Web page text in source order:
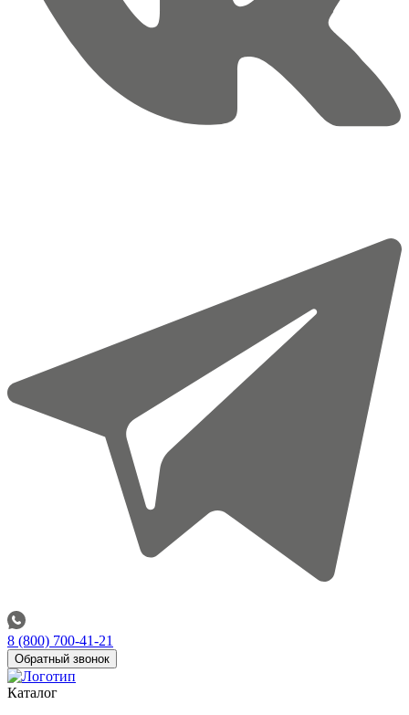
8 (800) 700-41-21
Обратный звонок
Каталог